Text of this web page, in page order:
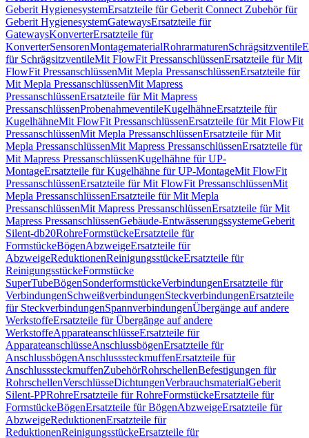
Geberit HygienesystemErsatzteile für Geberit Connect Zubehör für
Geberit HygienesystemGatewaysErsatzteile für
GatewaysKonverterErsatzteile für
KonverterSensorenMontagematerialRohrarmaturenSchrägsitzventile
für SchrägsitzventileMit FlowFit PressanschlüssenErsatzteile für Mit
FlowFit PressanschlüssenMit Mepla PressanschlüssenErsatzteile für
Mit Mepla PressanschlüssenMit Mapress
PressanschlüssenErsatzteile für Mit Mapress
PressanschlüssenProbenahmeventileKugelhähneErsatzteile für
KugelhähneMit FlowFit PressanschlüssenErsatzteile für Mit FlowFit
PressanschlüssenMit Mepla PressanschlüssenErsatzteile für Mit
Mepla PressanschlüssenMit Mapress PressanschlüssenErsatzteile für
Mit Mapress PressanschlüssenKugelhähne für UP-
MontageErsatzteile für Kugelhähne für UP-MontageMit FlowFit
PressanschlüssenErsatzteile für Mit FlowFit PressanschlüssenMit
Mepla PressanschlüssenErsatzteile für Mit Mepla
PressanschlüssenMit Mapress PressanschlüssenErsatzteile für Mit
Mapress PressanschlüssenGebäude-EntwässerungssystemeGeberit
Silent-db20RohreFormstückeErsatzteile für
FormstückeBögenAbzweigeErsatzteile für
AbzweigeReduktionenReinigungsstückeErsatzteile für
ReinigungsstückeFormstücke
SuperTubeBögenSonderformstückeVerbindungenErsatzteile für
VerbindungenSchweißverbindungenSteckverbindungenErsatzteile
für SteckverbindungenSpannverbindungenÜbergänge auf andere
WerkstoffeErsatzteile für Übergänge auf andere
WerkstoffeApparateanschlüsseErsatzteile für
ApparateanschlüsseAnschlussbögenErsatzteile für
AnschlussbögenAnschlusssteckmuffenErsatzteile für
AnschlusssteckmuffenZubehörRohrschellenBefestigungen für
RohrschellenVerschlüsseDichtungenVerbrauchsmaterialGeberit
Silent-PPRohreErsatzteile für RohreFormstückeErsatzteile für
FormstückeBögenErsatzteile für BögenAbzweigeErsatzteile für
AbzweigeReduktionenErsatzteile für
ReduktionenReinigungsstückeErsatzteile für